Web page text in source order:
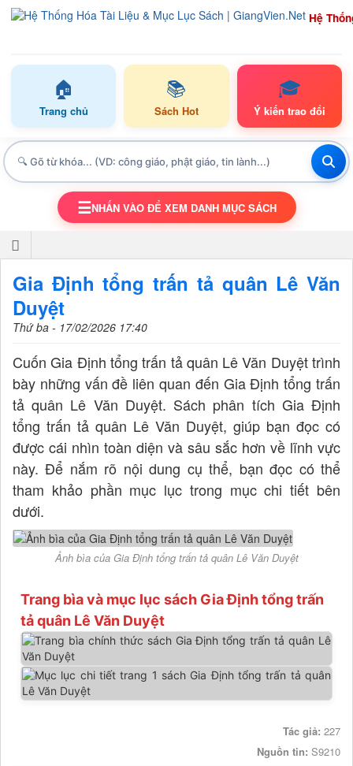
Hệ
🏠
Trang chủ
📚
Sách Hot
🎓
Ý kiến trao đổi
TOGGLE NAVIGATION
☰NHẤN VÀO ĐỂ XEM DANH MỤC SÁCH
Gia Định tổng trấn tả quân Lê Văn
Duyệt
Thứ ba - 17/02/2026 17:40
Cuốn Gia Định tổng trấn tả quân Lê Văn Duyệt trình
bày những vấn đề liên quan đến Gia Định tổng trấn
tả quân Lê Văn Duyệt. Sách phân tích Gia Định
tổng trấn tả quân Lê Văn Duyệt, giúp bạn đọc có
được cái nhìn toàn diện và sâu sắc hơn về lĩnh vực
này. Để nắm rõ nội dung cụ thể, bạn đọc có thể
tham khảo phần mục lục trong mục chi tiết bên
dưới.
Ảnh bìa của Gia Định tổng trấn tả quân Lê Văn Duyệt
Trang bìa và mục lục sách Gia Định tổng trấn
tả quân Lê Văn Duyệt
Tác giả: 227
Nguồn tin: S9210